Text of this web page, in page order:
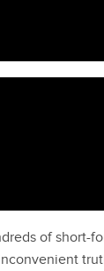
of short-